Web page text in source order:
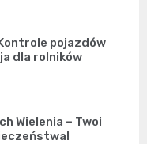
pojazdów
dla rolników
Wielenia – Twoi